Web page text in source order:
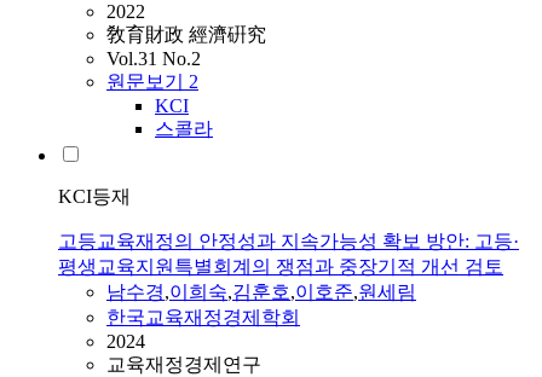
2022
敎育財政 經濟硏究
Vol.31 No.2
원문보기 2
KCI
스콜라
KCI등재
고등교육재정의 안정성과 지속가능성 확보 방안: 고등·
평생교육지원특별회계의 쟁점과 중장기적 개선 검토
남수경,이희숙,김훈호,이호준,원세림
한국교육재정경제학회
2024
교육재정경제연구